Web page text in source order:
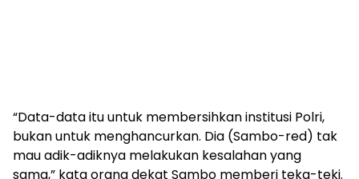
“Data-data itu untuk membersihkan institusi Polri,
bukan untuk menghancurkan. Dia (Sambo-red) tak
mau adik-adiknya melakukan kesalahan yang
sama,” kata orang dekat Sambo memberi teka-teki.